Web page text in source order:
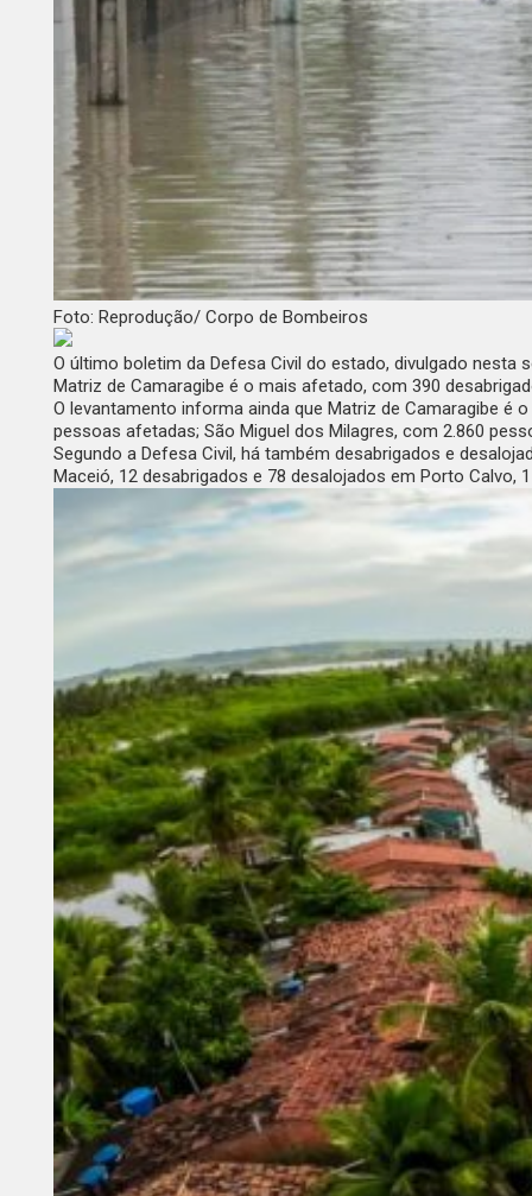
Foto: Reprodução/ Corpo de Bombeiros
O último boletim da Defesa Civil do estado, divulgado
Matriz de Camaragibe é o mais afetado, com 390
O levantamento informa ainda que Matriz de Camaragibe é
pessoas afetadas; São Miguel dos Milagres, com 2.860
Segundo a Defesa Civil, há também desabrigados e
Maceió, 12 desabrigados e 78 desalojados em Porto